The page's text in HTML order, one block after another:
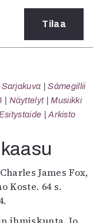
Tilaa
Sarjakuva
Sámegillii
Näyttelyt
Musiikki
Arkisto
James Fox,
Koste. 64 s.